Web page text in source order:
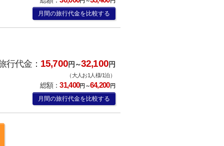
月間の旅行代金を比較する
行代金： 15,700円～32,100円
（大人お1人様/1泊）
総額：31,400円～64,200円
月間の旅行代金を比較する